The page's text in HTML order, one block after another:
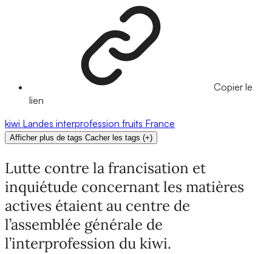
Copier le
lien
kiwi Landes interprofession fruits France
Afficher plus de tags Cacher les tags (+)
Lutte contre la francisation et
inquiétude concernant les matières
actives étaient au centre de
l’assemblée générale de
l’interprofession du kiwi.